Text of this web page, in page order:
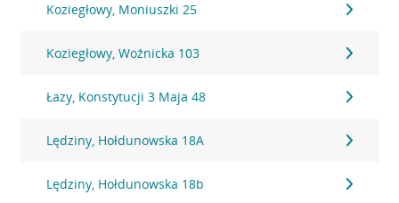
Koziegłowy, Moniuszki 25
Koziegłowy, Woźnicka 103
Łazy, Konstytucji 3 Maja 48
Lędziny, Hołdunowska 18A
Lędziny, Hołdunowska 18b